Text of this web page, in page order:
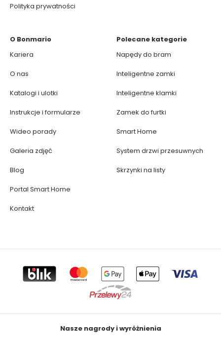
Polityka prywatności
O Bonmario
Kariera
O nas
Katalogi i ulotki
Instrukcje i formularze
Wideo porady
Galeria zdjęć
Blog
Portal Smart Home
Kontakt
Polecane kategorie
Napędy do bram
Inteligentne zamki
Inteligentne klamki
Zamek do furtki
Smart Home
System drzwi przesuwnych
Skrzynki na listy
Nasze nagrody i wyróżnienia